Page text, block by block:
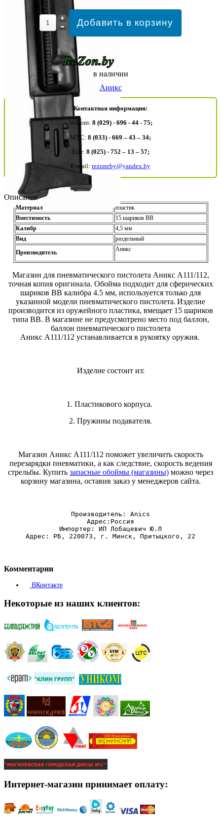
в наличии
Аникс
Контактная информация:
Velcom: 8 (029) - 696 - 44 - 75;
MTC: 8 (033) - 669 – 43 – 34;
Life: 8 (025) - 752 – 13 – 57;
E-mail: rezoneby@yandex.by
Описание
Материал
пластик
Вместимость
15 шариков ВВ
Калибр
4,5 мм
Вид
раздельный
Производитель
Аникс
Магазин для пневматического пистолета Аникс А111/112,
точная копия оригинала. Обойма подходит для сферических
шариков ВВ калибра 4.5 мм, используется только для
указанной модели пневматического пистолета. Изделие
производится из оружейного пластика, вмещает 15 шариков
типа ВВ. В магазине не предусмотрено место под баллон,
баллон пневматического пистолета
Аникс А111/112 устанавливается в рукоятку оружия.
Изделие состоит из:
1. Пластикового корпуса.
2. Пружины подавателя.
Магазин Аникс А111/112 поможет увеличить скорость
перезарядки пневматики, а как следствие, скорость ведения
стрельбы. Купить запасные обоймы (магазины) можно через
корзину магазина, оставив заказ у менеджеров сайта.
Производитель: Anics
Адрес:Россия
Импортер: ИП Лобацевич Ю.Л
Адрес: РБ, 220073, г. Минск, Притыцкого, 22
Комментарии
ВКонтакте
Некоторые из наших клиентов:
Интернет-магазин принимает оплату: